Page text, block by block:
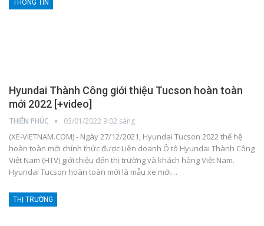
THÔNG TIN
Hyundai Thành Công giới thiệu Tucson hoàn toàn
mới 2022 [+video]
THIÊN PHÚC 03/01/2022 9:02 sáng
(XE-VIETNAM.COM) - Ngày 27/12/2021, Hyundai Tucson 2022 thế hệ
hoàn toàn mới chính thức được Liên doanh Ô tô Hyundai Thành Công
Việt Nam (HTV) giới thiệu đến thị trường và khách hàng Việt Nam.
Hyundai Tucson hoàn toàn mới là mẫu xe mới…
THỊ TRƯỜNG